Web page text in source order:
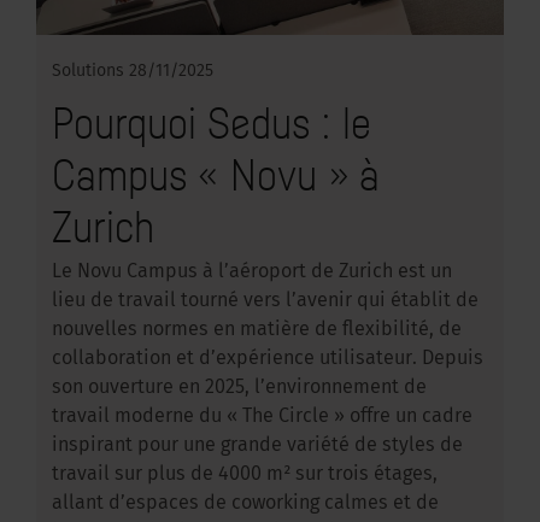
Solutions 28/11/2025
Pourquoi Sedus : le
Campus « Novu » à
Zurich
Le Novu Campus à l’aéroport de Zurich est un
lieu de travail tourné vers l’avenir qui établit de
nouvelles normes en matière de flexibilité, de
collaboration et d’expérience utilisateur. Depuis
son ouverture en 2025, l’environnement de
travail moderne du « The Circle » offre un cadre
inspirant pour une grande variété de styles de
travail sur plus de 4000 m² sur trois étages,
allant d’espaces de coworking calmes et de